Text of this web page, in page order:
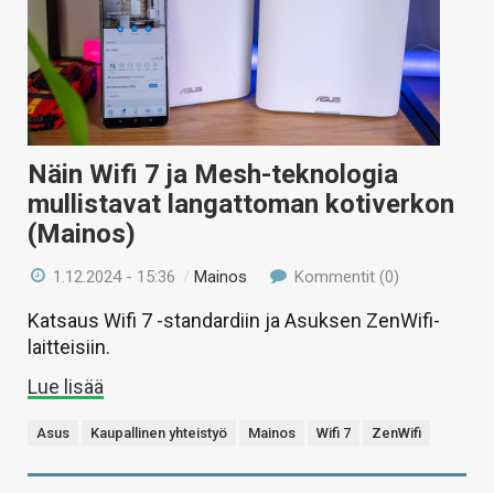
KAUPPA
VAIHDA TEEMA
HAKU
Näin Wifi 7 ja Mesh-teknologia
mullistavat langattoman kotiverkon
(Mainos)
1.12.2024 - 15:36 /Mainos Kommentit (0)
Katsaus Wifi 7 -standardiin ja Asuksen ZenWifi-
laitteisiin.
Lue lisää
Asus Kaupallinen yhteistyö Mainos Wifi 7 ZenWifi